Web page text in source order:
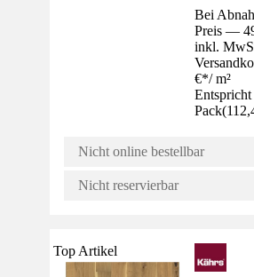
Bei
Preis —
inkl.
€*/ m²
Pack(
Nicht online bestellbar
Nicht reservierbar
Top Artikel